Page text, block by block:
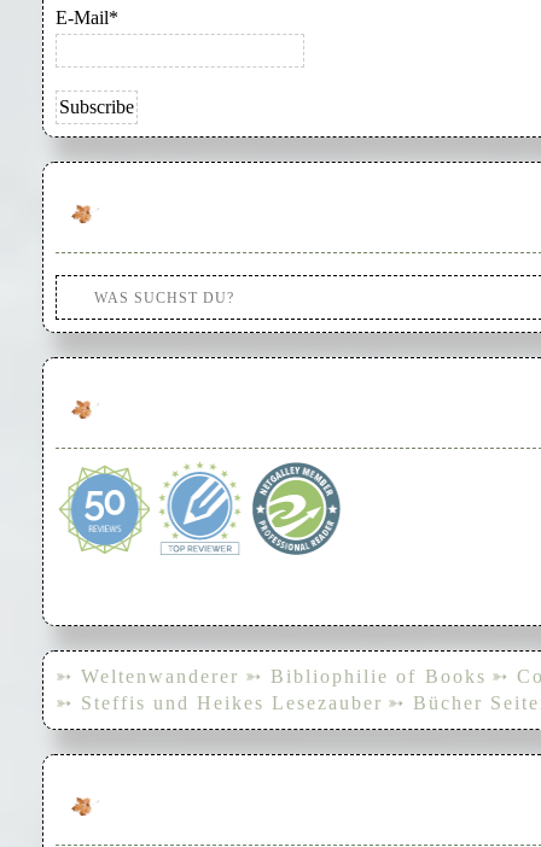
E-Mail*
➳ Weltenwanderer ➳ Bibliophilie of Books ➳
➳ Steffis und Heikes Lesezauber ➳ Bücher